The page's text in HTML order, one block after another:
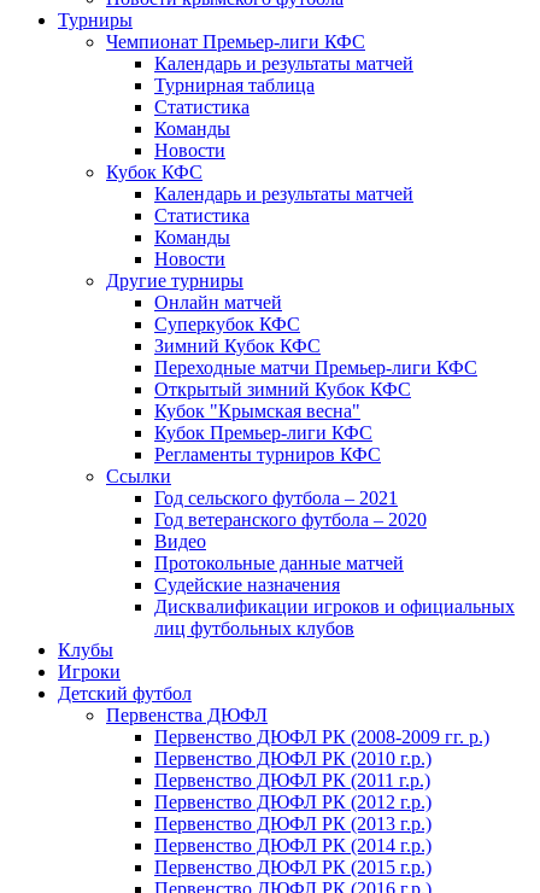
Турниры
Чемпионат Премьер-лиги КФС
Календарь и результаты матчей
Турнирная таблица
Статистика
Команды
Новости
Кубок КФС
Календарь и результаты матчей
Статистика
Команды
Новости
Другие турниры
Онлайн матчей
Суперкубок КФС
Зимний Кубок КФС
Переходные матчи Премьер-лиги КФС
Открытый зимний Кубок КФС
Кубок "Крымская весна"
Кубок Премьер-лиги КФС
Регламенты турниров КФС
Ссылки
Год сельского футбола – 2021
Год ветеранского футбола – 2020
Видео
Протокольные данные матчей
Судейские назначения
Дисквалификации игроков и официальных
лиц футбольных клубов
Клубы
Игроки
Детский футбол
Первенства ДЮФЛ
Первенство ДЮФЛ РК (2008-2009 гг. р.)
Первенство ДЮФЛ РК (2010 г.р.)
Первенство ДЮФЛ РК (2011 г.р.)
Первенство ДЮФЛ РК (2012 г.р.)
Первенство ДЮФЛ РК (2013 г.р.)
Первенство ДЮФЛ РК (2014 г.р.)
Первенство ДЮФЛ РК (2015 г.р.)
Первенство ДЮФЛ РК (2016 г.р.)